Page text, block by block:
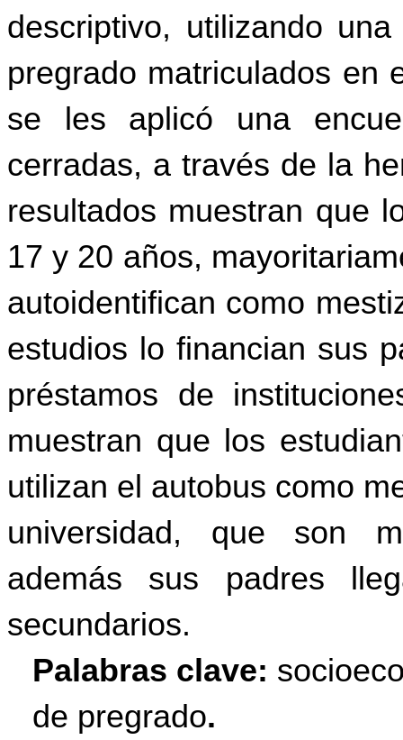
descriptivo, utilizando
pregrado matriculados en
se les aplicó una
cerradas, a través de la
resultados muestran que
17 y 20 años,
autoidentifican como
estudios lo financian sus
préstamos de
muestran que los
utilizan el autobus como
universidad, que son
además sus padres
secundarios.
Palabras clave:
de pregrado.